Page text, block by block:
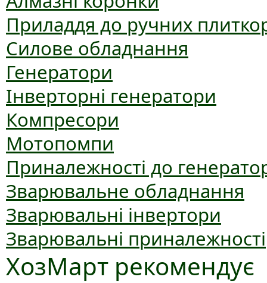
Приладдя до ручних
Силове обладнання
Генератори
Інверторні генератори
Компресори
Мотопомпи
Приналежності до
Зварювальне обладнання
Зварювальні інвертори
Зварювальні приналежності
ХозМарт рекомендує